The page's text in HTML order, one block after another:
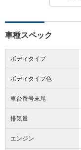
車種スペック
ボディタイプ
ボディタイプ色
車台番号末尾
排気量
エンジン